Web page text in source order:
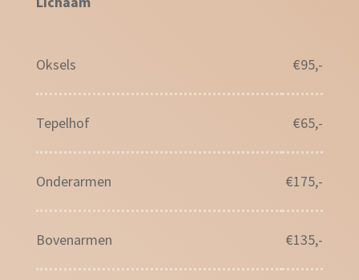
Oksels €95,-
Tepelhof €65,-
Onderarmen €175,-
Bovenarmen €135,-